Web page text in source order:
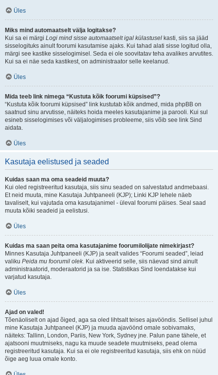
Üles
Miks mind automaatselt välja logitakse?
Kui sa ei märgi Logi mind sisse automaatselt igal külastusel kasti, siis sa jääd
sisselogituks ainult foorumi kasutamise ajaks. Kui tahad alati sisse logitud olla,
märgi see kastike sisselogimisel. Seda ei ole soovitatav teha avalikes arvutites.
Kui sa ei näe seda kastikest, on administraator selle keelanud.
Üles
Mida teeb link nimega “Kustuta kõik foorumi küpsised”?
“Kustuta kõik foorumi küpsised” link kustutab kõik andmed, mida phpBB on
saatnud sinu arvutisse, näiteks hoida meeles kasutajanime ja parooli. Kui sul
esineb sisselogimises või väljalogimises probleeme, siis võib see link Sind
aidata.
Üles
Kasutaja eelistused ja seaded
Kuidas saan ma oma seadeid muuta?
Kui oled registreeritud kasutaja, siis sinu seaded on salvestatud andmebaasi.
Et neid muuta, mine Kasutaja Juhtpaneeli (KJP); Linki KJP lehele näeb
tavaliselt, kui vajutada oma kasutajanimel - üleval foorumi päises. Seal saad
muuta kõiki seadeid ja eelistusi.
Üles
Kuidas ma saan peita oma kasutajanime foorumilolijate nimekirjast?
Minnes Kasutaja Juhtpaneeli (KJP) ja sealt valides “Foorumi seaded”, leiad
valiku Peida mu foorumil olek. Kui aktiveerid selle, siis näevad sind ainult
administraatorid, moderaatorid ja sa ise. Statistikas Sind loendatakse kui
varjatud kasutaja.
Üles
Ajad on valed!
Tõenäoliselt on ajad õiged, aga sa oled lihtsalt teises ajavööndis. Sellisel juhul
mine Kasutaja Juhtpaneel (KJP) ja muuda ajavöönd omale sobivamaks,
näiteks: Tallinn, London, Pariis, New York, Sydney jne. Palun pane tähele, et
ajatsooni muutmiseks, nagu ka muude seadete muutmiseks, pead olema
registreeritud kasutaja. Kui sa ei ole registreeritud kasutaja, siis ehk on nüüd
õige aeg luua omale konto.